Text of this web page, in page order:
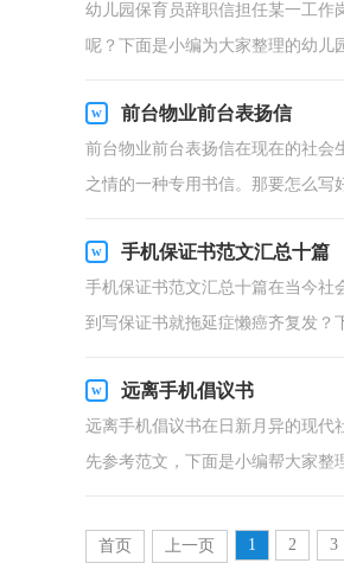
幼儿园保育员辞职信担任某一工作
呢？下面是小编为大家整理的幼儿
前台物业前台表扬信
前台物业前台表扬信在现在的社会
之情的一种专用书信。那要怎么写
手机保证书范文汇总十篇
手机保证书范文汇总十篇在当今社
到写保证书就拖延症懒癌齐复发？
远离手机倡议书
远离手机倡议书在日新月异的现代
先参考范文，下面是小编帮大家整
首页 上一页 1 2 3